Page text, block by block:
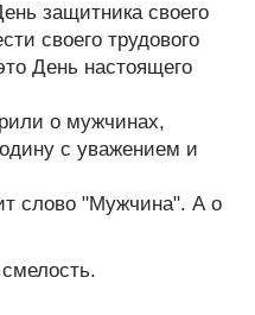
защитника своего
своего трудового
День настоящего
о мужчинах,
с уважением и
слово "Мужчина". А о